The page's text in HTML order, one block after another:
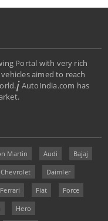
Portal with very rich
aimed to reach
iAutoIndia.com has
Martin Audi Bajaj
Chevrolet Daimler
Ferrari Fiat Force
Hero